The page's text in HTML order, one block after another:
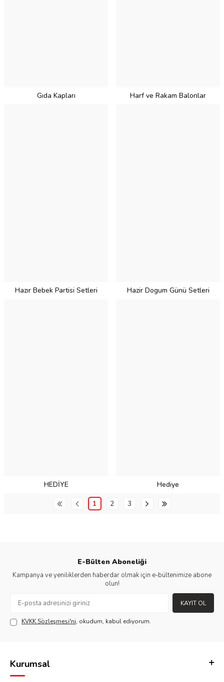
Gıda Kapları Harf ve Rakam Balonlar
Hazır Bebek Partisi Setleri Hazir Dogum Günü Setleri
HEDİYE Hediye
1 2 3
E-Bülten Aboneliği
Kampanya ve yeniliklerden haberdar olmak için e-bültenimize abone
olun!
KAYIT OL
KVKK Sözleşmesi'ni, okudum, kabul ediyorum.
Kurumsal